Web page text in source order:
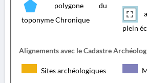
polygone du
toponyme Chronique
plein
Alignements avec le Cadastre
Sites archéologiques